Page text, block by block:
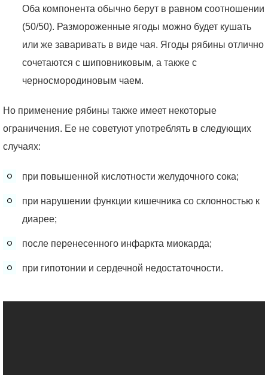
Оба компонента обычно берут в равном соотношении
(50/50). Размороженные ягоды можно будет кушать
или же заваривать в виде чая. Ягоды рябины отлично
сочетаются с шиповниковым, а также с
черносмородиновым чаем.
Но применение рябины также имеет некоторые
ограничения. Ее не советуют употреблять в следующих
случаях:
при повышенной кислотности желудочного сока;
при нарушении функции кишечника со склонностью к
диарее;
после перенесенного инфаркта миокарда;
при гипотонии и сердечной недостаточности.